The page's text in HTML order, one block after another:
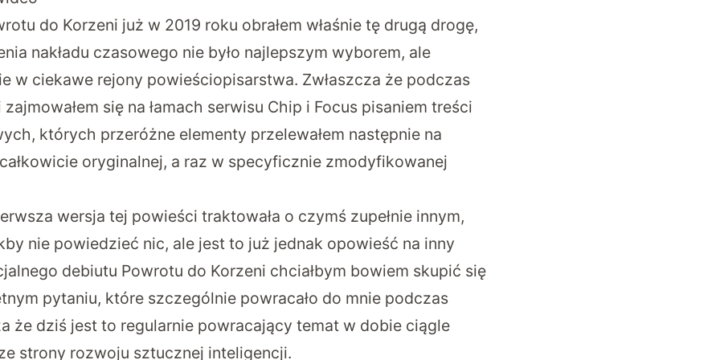
do Korzeni już w 2019 roku obrałem właśnie tę drugą drogę,
nakładu czasowego nie było najlepszym wyborem, ale
w ciekawe rejony powieściopisarstwa. Zwłaszcza że podczas
się na łamach serwisu Chip i Focus pisaniem treści
których przeróżne elementy przelewałem następnie na
oryginalnej, a raz w specyficznie zmodyfikowanej
wersja tej powieści traktowała o czymś zupełnie innym,
nie powiedzieć nic, ale jest to już jednak opowieść na inny
debiutu Powrotu do Korzeni chciałbym bowiem skupić się
pytaniu, które szczególnie powracało do mnie podczas
że dziś jest to regularnie powracający temat w dobie ciągle
strony rozwoju sztucznej inteligencji.